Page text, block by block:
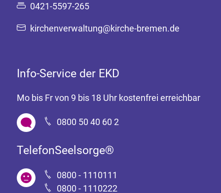
0421-5597-265
kirchenverwaltung@kirche-bremen.de
Info-Service der EKD
Mo bis Fr von 9 bis 18 Uhr kostenfrei erreichbar
0800 50 40 60 2
TelefonSeelsorge®
0800 - 1110111
0800 - 1110222